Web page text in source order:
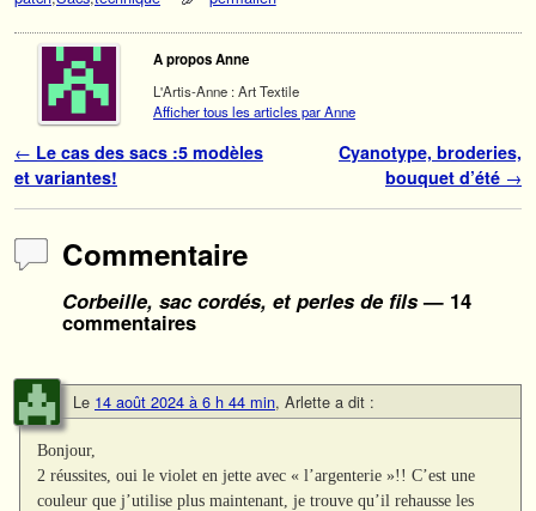
A propos Anne
L'Artis-Anne : Art Textile
Afficher tous les articles par Anne
Navigation des articles
← Le cas des sacs :5 modèles
et variantes!
Cyanotype, broderies,
bouquet d’été →
Commentaire
Corbeille, sac cordés, et perles de fils— 14
commentaires
Le 14 août 2024 à 6 h 44 min, Arlette a dit :
Bonjour,
2 réussites, oui le violet en jette avec « l’argenterie »!! C’est une
couleur que j’utilise plus maintenant, je trouve qu’il rehausse les